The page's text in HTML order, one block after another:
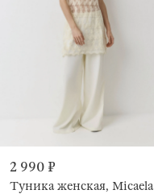
2 990 ₽
Туника женская, Micaela